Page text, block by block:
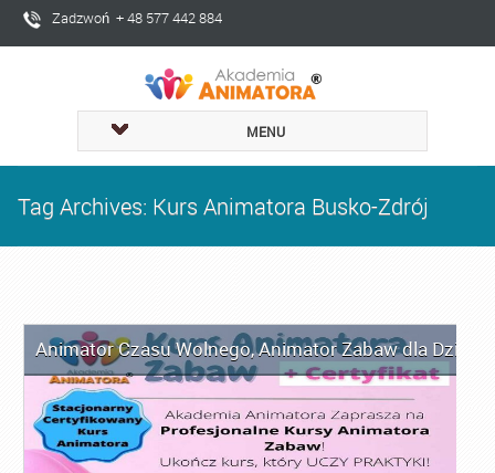
Zadzwoń + 48 577 442 884
MENU
Tag Archives: Kurs Animatora Busko-Zdrój
Animator Czasu Wolnego,Animator Zabaw dla Dzieci